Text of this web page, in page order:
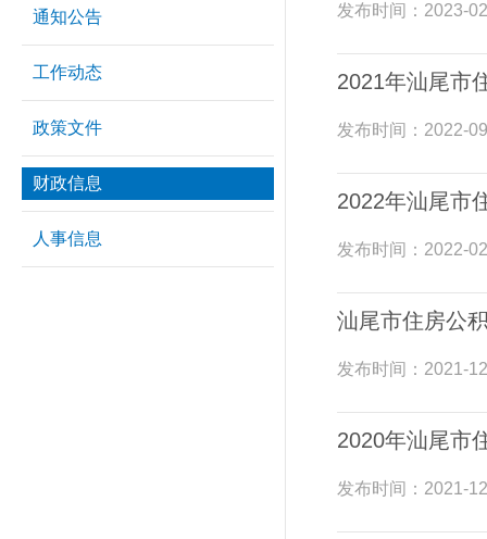
通知公告
工作动态
政策文件
财政信息
人事信息
发布时间： 2023-
2021年汕尾市
发布时间： 2022-
2022年汕尾市
发布时间： 2022-
汕尾市住房公
发布时间： 2021-
2020年汕尾市
发布时间： 2021-